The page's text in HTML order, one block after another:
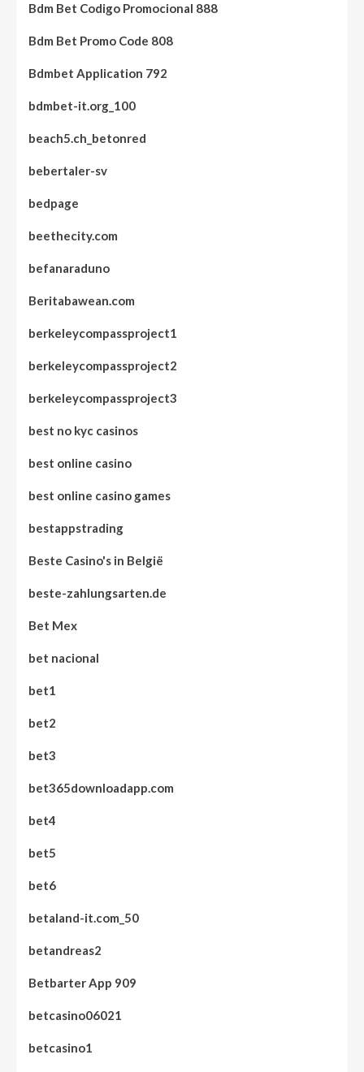
Bdm Bet Codigo Promocional 888
Bdm Bet Promo Code 808
Bdmbet Application 792
bdmbet-it.org_100
beach5.ch_betonred
bebertaler-sv
bedpage
beethecity.com
befanaraduno
Beritabawean.com
berkeleycompassproject1
berkeleycompassproject2
berkeleycompassproject3
best no kyc casinos
best online casino
best online casino games
bestappstrading
Beste Casino's in België
beste-zahlungsarten.de
Bet Mex
bet nacional
bet1
bet2
bet3
bet365downloadapp.com
bet4
bet5
bet6
betaland-it.com_50
betandreas2
Betbarter App 909
betcasino06021
betcasino1